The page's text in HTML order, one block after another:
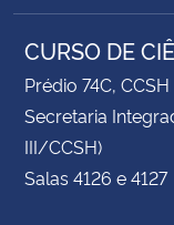
CURSO DE
Prédio 74C, CCSH
Secretaria
III/CCSH)
Salas 4126 e 4127